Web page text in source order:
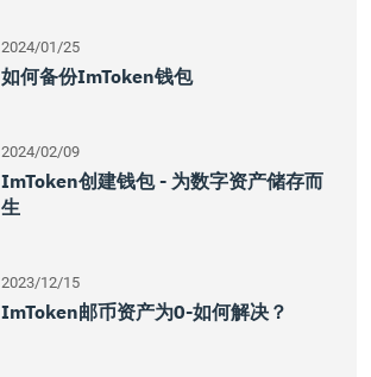
2024/01/25
如何备份ImToken钱包
2024/02/09
ImToken创建钱包 - 为数字资产储存而
生
2023/12/15
ImToken邮币资产为0-如何解决？